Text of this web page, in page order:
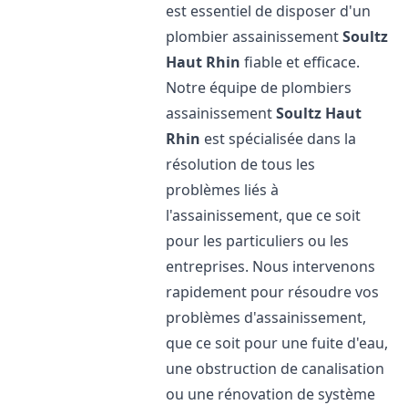
est essentiel de disposer d'un
plombier assainissementSoultz
Haut Rhin fiable et efficace.
Notre équipe de plombiers
assainissementSoultz Haut
Rhin est spécialisée dans la
résolution de tous les
problèmes liés à
l'assainissement, que ce soit
pour les particuliers ou les
entreprises. Nous intervenons
rapidement pour résoudre vos
problèmes d'assainissement,
que ce soit pour une fuite d'eau,
une obstruction de canalisation
ou une rénovation de système